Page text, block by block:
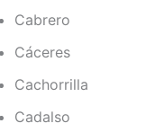
Cabrero
Cáceres
Cachorrilla
Cadalso